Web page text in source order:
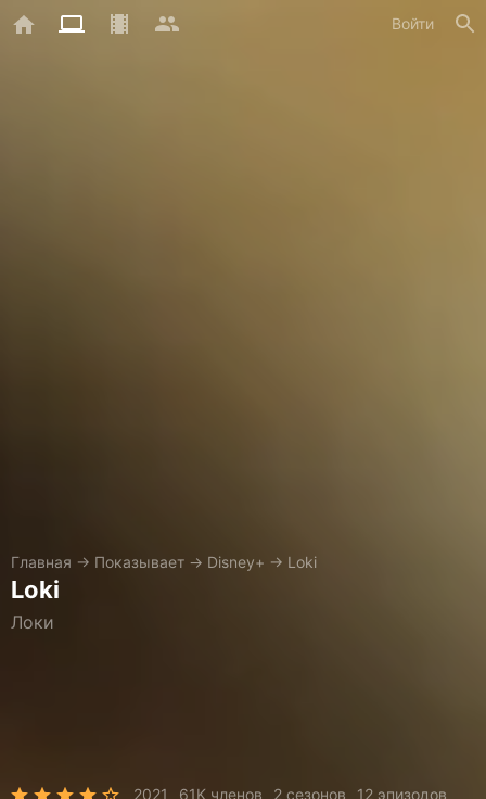
Войти
Главная → Показывает → Disney+ → Loki
Loki
Локи
2021 61K членов 2 сезонов 12 эпизодов